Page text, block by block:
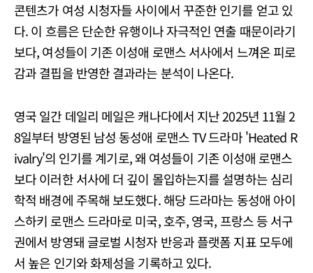
콘텐츠가 여성 시청자들 사이에서 꾸준한 인기를 얻고 있
다. 이 흐름은 단순한 유행이나 자극적인 연출 때문이라기
보다, 여성들이 기존 이성애 로맨스 서사에서 느껴온 피로
감과 결핍을 반영한 결과라는 분석이 나온다.
영국 일간 데일리 메일은 캐나다에서 지난 2025년 11월 2
8일부터 방영된 남성 동성애 로맨스 TV 드라마 'Heated R
ivalry'의 인기를 계기로, 왜 여성들이 기존 이성애 로맨스
보다 이러한 서사에 더 깊이 몰입하는지를 설명하는 심리
학적 배경에 주목해 보도했다. 해당 드라마는 동성애 아이
스하키 로맨스 드라마로 미국, 호주, 영국, 프랑스 등 서구
권에서 방영돼 글로벌 시청자 반응과 플랫폼 지표 모두에
서 높은 인기와 화제성을 기록하고 있다.